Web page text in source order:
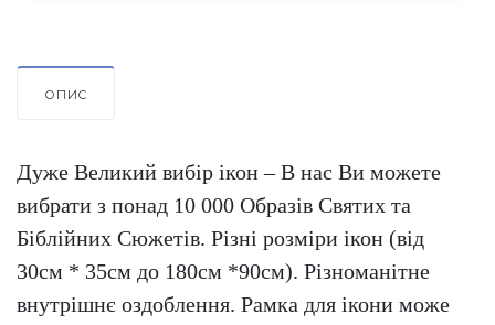
ОПИС
Дуже Великий вибір ікон – В нас Ви можете
вибрати з понад 10 000 Образів Святих та
Біблійних Сюжетів. Різні розміри ікон (від
30см * 35см до 180см *90см). Різноманітне
внутрішнє оздоблення. Рамка для ікони може